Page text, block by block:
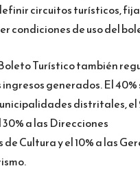
circuitos turísticos,
condiciones de uso del
Turístico también
generados. El 40%
distritales, el
a las Direcciones
Cultura y el 10% a las